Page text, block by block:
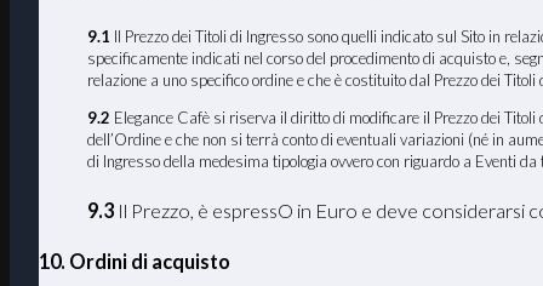
9.1 Il Prezzo dei Titoli di Ingresso sono quelli indicato sul Sito in
specificamente indicati nel corso del procedimento di acquisto e,
relazione a uno specifico ordine e che è costituito dal Prezzo dei Titoli
9.2 Elegance Cafè si riserva il diritto di modificare il Prezzo dei
dell’Ordine e che non si terrà conto di eventuali variazioni (né in
di Ingresso della medesima tipologia ovvero con riguardo a Eventi
9.3 Il Prezzo, è espressO in Euro e deve considerarsi
10. Ordini di acquisto